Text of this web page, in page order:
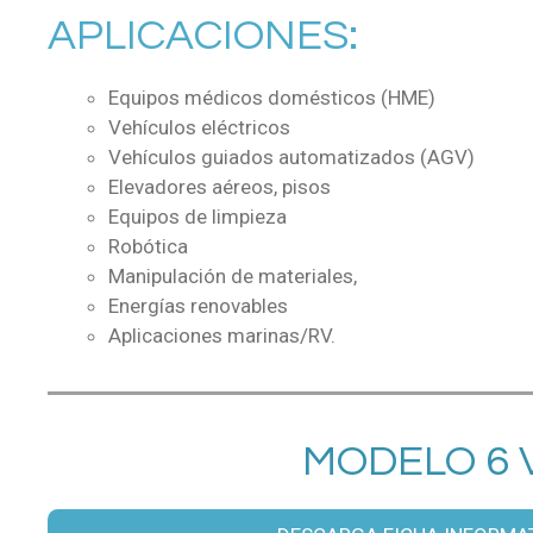
APLICACIONES:
Equipos médicos domésticos (HME)
Vehículos eléctricos
Vehículos guiados automatizados (AGV)
Elevadores aéreos, pisos
Equipos de limpieza
Robótica
Manipulación de materiales,
Energías renovables
Aplicaciones marinas/RV.
MODELO 6